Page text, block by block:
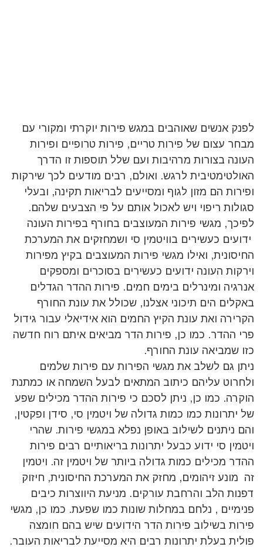
לפנק אנשים שאוהבים במגש פירות יוקרתי ומקורי עם
מבחר עצום של פירות טריים, פירות טרופיים ופירות
העונה בצורות מרהיבות ועם שלל תוספות זו הדרך
האולטימטיבית לרגש. ואולם, רבים מודעים לכך שירקות
ופירות הם מזון לגוף ומסייעים לבריאות תקינה, ובעלי
סגולות ריפוי ויש לאכול אותם על פי הצבעים שלהם.
לפיכך, מגשי פירות המעוצבים בחורף בפירות העונה
ידועים כעשירים בוויטמין סי ושמחזקים את המערכת
החיסונית, ואילו מגשי פירות המעוצבים בקיץ מפירות
וירקות העונה ידועים כעשירים בסוכרים ומספקים
אנרגיה ומינרלים בימים חמים. פירות ההדר הגדלים
באקלים הים תיכוני אצלנו, שכולל את עונת החורף
הקרירה ואת עונת הקיץ החמים הוא אידיאלי עבור גידול
פרי ההדר. כמו כן, פירות הדר מביאים איתם רוח חדשה
כזו שמביאה עונת החורף.
ניתן גם לשלב את מגשי הפירות עם פירות שלמים
ולחרוט עליהם כיתוב המתאים לבעל השמחה או כמתנת
הוקרה. כמו כן, ניתן לסכם כי פירות ההדר מכילים שפע
של יתרונות כמו כמות גדולה של ויטמין סי, סידן ופקטין,
והם ניתנים לשילוב באופן נפלא במגשי פירות. שהרי
ויטמין סי ידוע כבעל יתרונות בריאותיים רבים פירות
ההדר מכילים כמות גדולה ביותר של ויטמין זה. ויטמין
זה מונע זיהומים, מחזק את המערכת החיסונית, חיזוק
דפנות הלב והרחבת עורקים. מניעת היווצרות כיבים
פנימיים , נלחם במחלות שונות כמו שפעת. כמו כן, מגשי
פירות בשילוב פירות הדר הידועים שיש בהם חומצה
פולית בעלת יתרונות רבים היא מסייעת לבריאות העובר.